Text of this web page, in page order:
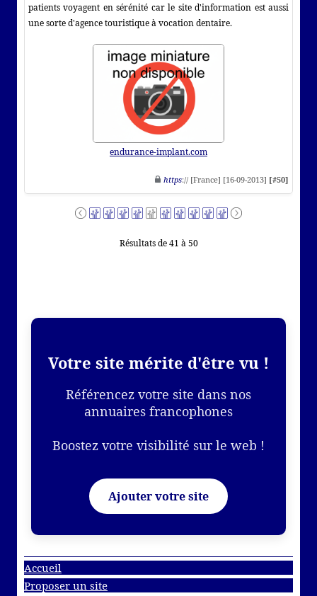
patients voyagent en sérénité car le site d'information est aussi
une sorte d'agence touristique à vocation dentaire.
endurance-implant.com
https:// [France] [16-09-2013] [#50]
Résultats de 41 à 50
Votre site mérite d'être vu !
Référencez votre site dans nos
annuaires francophones
Boostez votre visibilité sur le web !
Ajouter votre site
Accueil
Proposer un site